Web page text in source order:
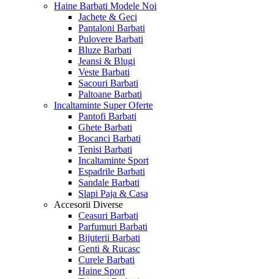
Haine Barbati Modele Noi
Jachete & Geci
Pantaloni Barbati
Pulovere Barbati
Bluze Barbati
Jeansi & Blugi
Veste Barbati
Sacouri Barbati
Paltoane Barbati
Incaltaminte Super Oferte
Pantofi Barbati
Ghete Barbati
Bocanci Barbati
Tenisi Barbati
Incaltaminte Sport
Espadrile Barbati
Sandale Barbati
Slapi Paja & Casa
Accesorii Diverse
Ceasuri Barbati
Parfumuri Barbati
Bijuterii Barbati
Genti & Rucasc
Curele Barbati
Haine Sport